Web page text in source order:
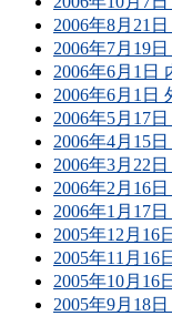
2006年8月21
2006年7月19
2006年6月1日
2006年6月1日
2006年5月17
2006年4月15
2006年3月22
2006年2月16
2006年1月17
2005年12月16
2005年11月16
2005年10月16
2005年9月18